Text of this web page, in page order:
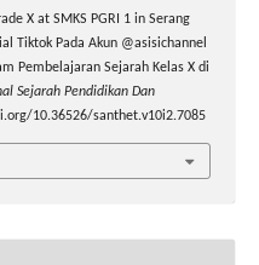
X at SMKS PGRI 1 in Serang
Tiktok Pada Akun @asisichannel
Pembelajaran Sejarah Kelas X di
Sejarah Pendidikan Dan
10.36526/santhet.v10i2.7085